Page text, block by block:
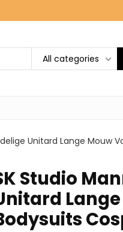
All categories
Unitard Lange Mouw
Studio